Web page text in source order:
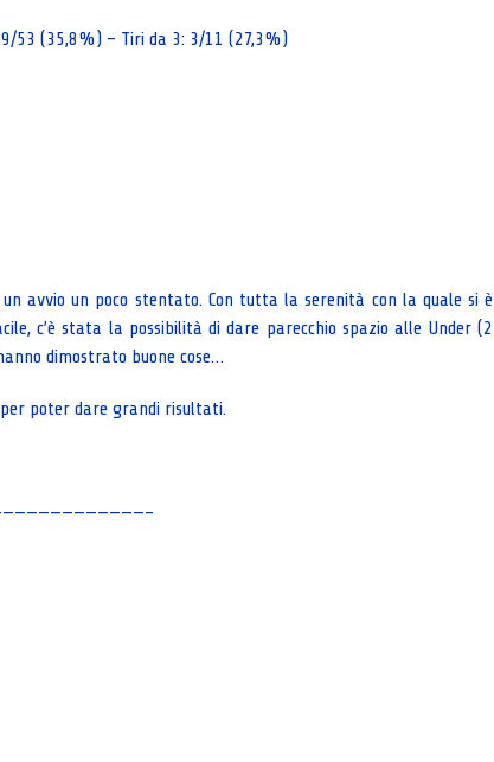
53 (35,8%) – Tiri da 3: 3/11 (27,3%)
avvio un poco stentato. Con tutta la serenità con la quale si è
c’è stata la possibilità di dare parecchio spazio alle Under (2
dimostrato buone cose…
poter dare grandi risultati.